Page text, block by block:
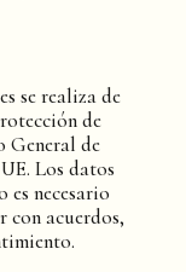
se realiza de
de
General de
Los datos
es necesario
acuerdos,